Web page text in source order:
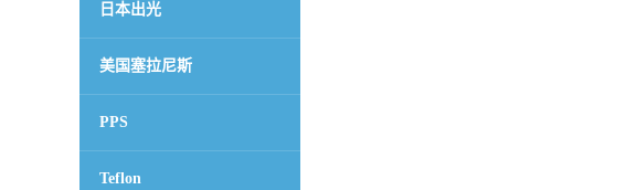
日本出光
美国塞拉尼斯
PPS
Teflon